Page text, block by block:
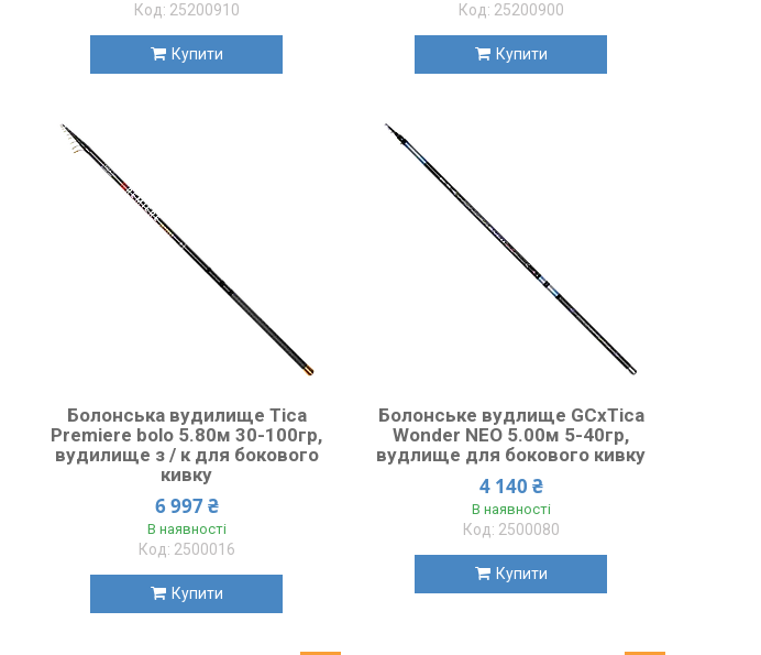
25200910
Купити
25200900
Купити
Болонська вудилище Tica
Premiere bolo 5.80м 30-100гр,
вудилище з / к для бокового
кивку
6 997 ₴
В наявності
2500016
Купити
Болонське вудлище GCxTica
Wonder NEO 5.00м 5-40гр,
вудлище для бокового кивку
4 140 ₴
В наявності
2500080
Купити